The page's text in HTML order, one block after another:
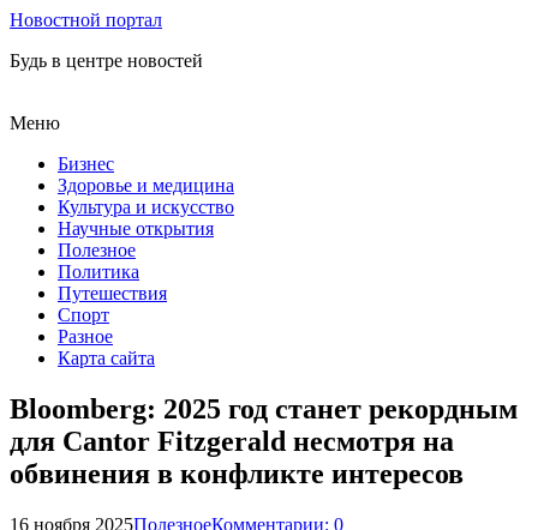
Новостной портал
Будь в центре новостей
Меню
Бизнес
Здоровье и медицина
Культура и искусство
Научные открытия
Полезное
Политика
Путешествия
Спорт
Разное
Карта сайта
Bloomberg: 2025 год станет рекордным
для Cantor Fitzgerald несмотря на
обвинения в конфликте интересов
16 ноября 2025ПолезноеКомментарии: 0